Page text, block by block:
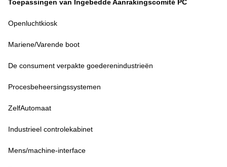
Toepassingen van Ingebedde Aanrakingscomité PC
Openluchtkiosk
Mariene/Varende boot
De consument verpakte goederenindustrieën
Procesbeheersingssystemen
ZelfAutomaat
Industrieel controlekabinet
Mens/machine-interface